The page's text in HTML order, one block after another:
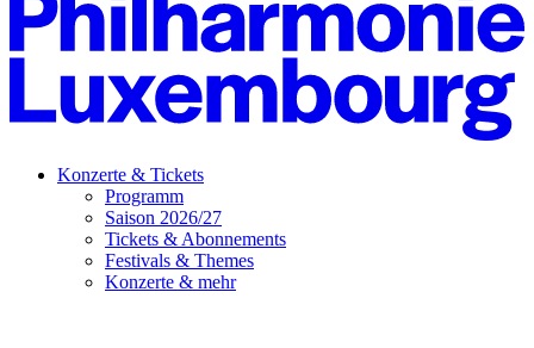
Konzerte & Tickets
Programm
Saison 2026/27
Tickets & Abonnements
Festivals & Themes
Konzerte & mehr